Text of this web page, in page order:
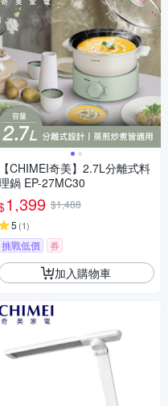
【CHIMEI奇美】2.7L分離式料
鍋 EP-27MC30
1,399 $1,488
5 (1)
挑戰低價 券
加入購物車